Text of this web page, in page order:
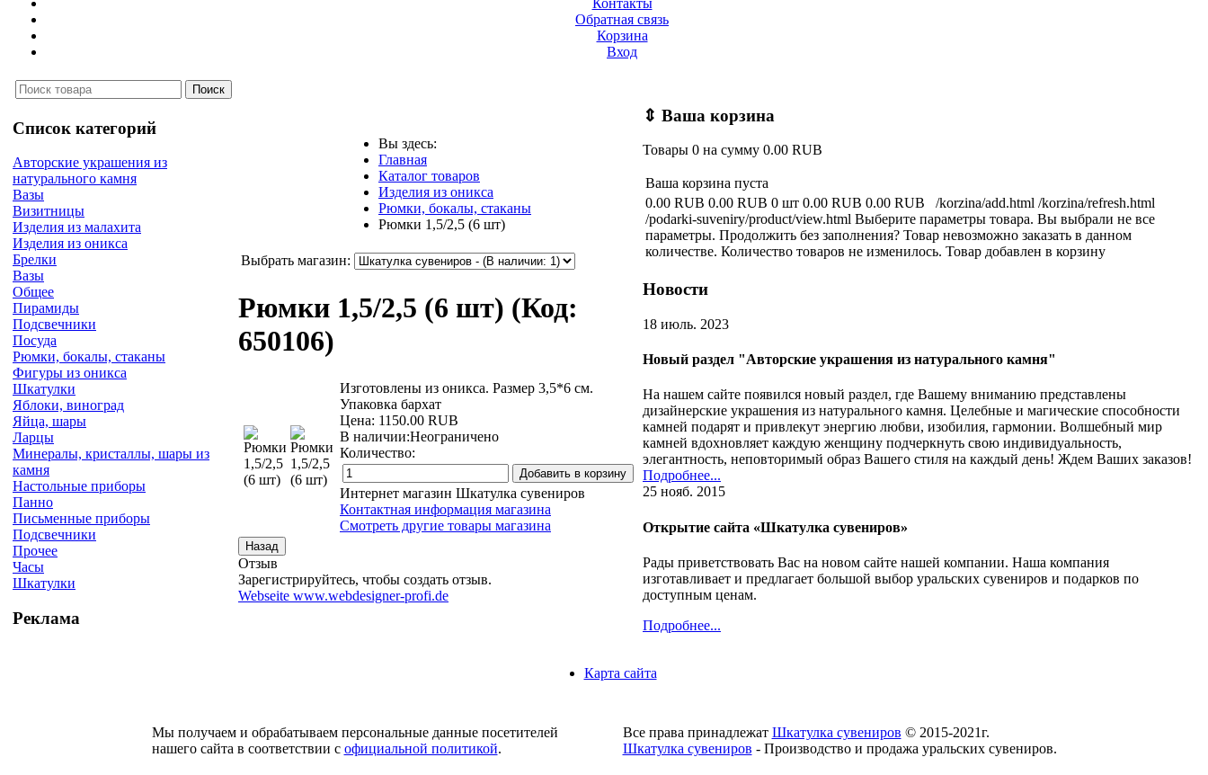
Контакты
Обратная связь
Корзина
Вход
Список категорий
Авторские украшения из
натурального камня
Вазы
Визитницы
Изделия из малахита
Изделия из оникса
Брелки
Вазы
Общее
Пирамиды
Подсвечники
Посуда
Рюмки, бокалы, стаканы
Фигуры из оникса
Шкатулки
Яблоки, виноград
Яйца, шары
Ларцы
Минералы, кристаллы, шары из
камня
Настольные приборы
Панно
Письменные приборы
Подсвечники
Прочее
Часы
Шкатулки
Реклама
Вы здесь:
Главная
Каталог товаров
Изделия из оникса
Рюмки, бокалы, стаканы
Рюмки 1,5/2,5 (6 шт)
Выбрать магазин:
Рюмки 1,5/2,5 (6 шт) (Код:
650106)
Изготовлены из оникса. Размер 3,5*6 см.
Упаковка бархат
Цена: 1150.00 RUB
В наличии:Неограничено
Количество:
Интернет магазин Шкатулка сувениров
Контактная информация магазина
Смотреть другие товары магазина
Отзыв
Зарегистрируйтесь, чтобы создать отзыв.
Webseite www.webdesigner-profi.de
⇕ Ваша корзина
Товары 0 на сумму 0.00 RUB
Ваша корзина пуста
0.00 RUB 0.00 RUB 0 шт 0.00 RUB 0.00 RUB /korzina/add.html /korzina/refresh.html
/podarki-suveniry/product/view.html Выберите параметры товара. Вы выбрали не все
параметры. Продолжить без заполнения? Товар невозможно заказать в данном
количестве. Количество товаров не изменилось. Товар добавлен в корзину
Новости
18 июль. 2023
Новый раздел "Авторские украшения из натурального камня"
На нашем сайте появился новый раздел, где Вашему вниманию представлены
дизайнерские украшения из натурального камня. Целебные и магические способности
камней подарят и привлекут энергию любви, изобилия, гармонии. Волшебный мир
камней вдохновляет каждую женщину подчеркнуть свою индивидуальность,
элегантность, неповторимый образ Вашего стиля на каждый день! Ждем Ваших заказов!
Подробнее...
25 нояб. 2015
Открытие сайта «Шкатулка сувениров»
Рады приветствовать Вас на новом сайте нашей компании. Наша компания
изготавливает и предлагает большой выбор уральских сувениров и подарков по
доступным ценам.
Подробнее...
Карта сайта
Мы получаем и обрабатываем персональные данные посетителей
нашего сайта в соответствии с официальной политикой.
Все права принадлежат Шкатулка сувениров © 2015-2021г.
Шкатулка сувениров - Производство и продажа уральских сувениров.